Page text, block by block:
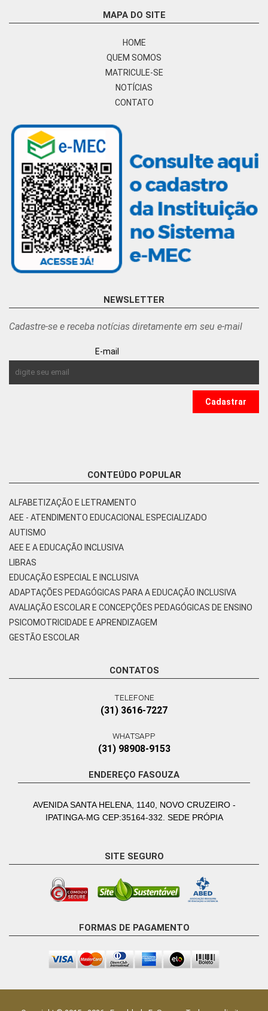
MAPA DO SITE
HOME
QUEM SOMOS
MATRICULE-SE
NOTÍCIAS
CONTATO
NEWSLETTER
Cadastre-se e receba notícias diretamente em seu e-mail
E-mail
CONTEÚDO POPULAR
ALFABETIZAÇÃO E LETRAMENTO
AEE - ATENDIMENTO EDUCACIONAL ESPECIALIZADO
AUTISMO
AEE E A EDUCAÇÃO INCLUSIVA
LIBRAS
EDUCAÇÃO ESPECIAL E INCLUSIVA
ADAPTAÇÕES PEDAGÓGICAS PARA A EDUCAÇÃO INCLUSIVA
AVALIAÇÃO ESCOLAR E CONCEPÇÕES PEDAGÓGICAS DE ENSINO
PSICOMOTRICIDADE E APRENDIZAGEM
GESTÃO ESCOLAR
CONTATOS
TELEFONE
(31) 3616-7227
WHATSAPP
(31) 98908-9153
ENDEREÇO FASOUZA
AVENIDA SANTA HELENA, 1140, NOVO CRUZEIRO -
IPATINGA-MG CEP:35164-332. SEDE PRÓPIA
SITE SEGURO
FORMAS DE PAGAMENTO